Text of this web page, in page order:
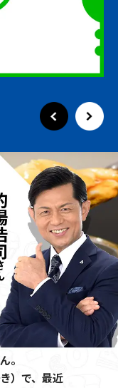
。
）で、最近